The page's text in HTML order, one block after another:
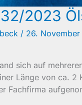
2023
/ 26.
sich auf
Länge von ca. 2
Fachfirma